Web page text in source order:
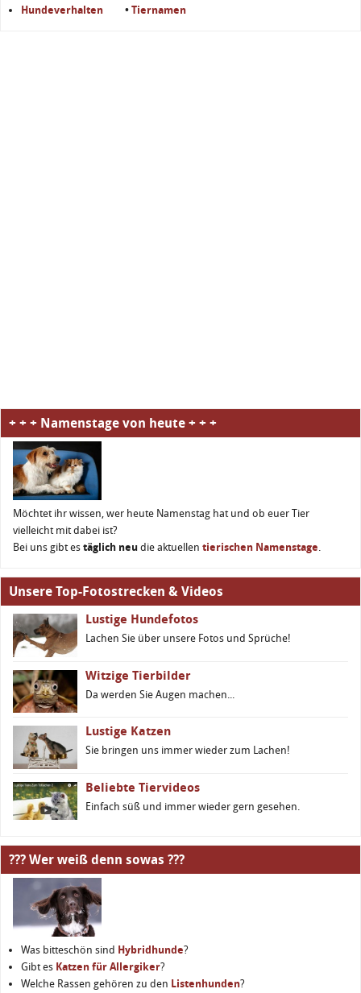
Hundeverhalten • Tiernamen
+ + + Namenstage von heute + + +
Möchtet ihr wissen, wer heute Namenstag hat und ob euer Tier
vielleicht mit dabei ist?
Bei uns gibt es täglich neu die aktuellen tierischen Namenstage.
Unsere Top-Fotostrecken & Videos
Lustige Hundefotos
Lachen Sie über unsere Fotos und Sprüche!
Witzige Tierbilder
Da werden Sie Augen machen...
Lustige Katzen
Sie bringen uns immer wieder zum Lachen!
Beliebte Tiervideos
Einfach süß und immer wieder gern gesehen.
??? Wer weiß denn sowas ???
Was bitteschön sind Hybridhunde?
Gibt es Katzen für Allergiker?
Welche Rassen gehören zu den Listenhunden?